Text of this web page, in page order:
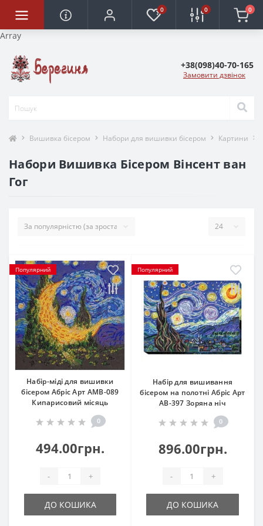
Array
0 0 0
+38(098)40-70-165
Замовити дзвінок
Вишивка бісером Набори для вишивки бісером Картини
Набори Вишивка Бісером Вінсент ван
Гог
Популярний
Набір-міді для вишивки
бісером Абріс Арт АМВ-089
Кипарисовий місяць
0
494.00грн.
- +
ДО КОШИКА
Популярний
Набір для вишивання
бісером на полотні Абріс Арт
АВ-397 Зоряна ніч
0
896.00грн.
- +
ДО КОШИКА